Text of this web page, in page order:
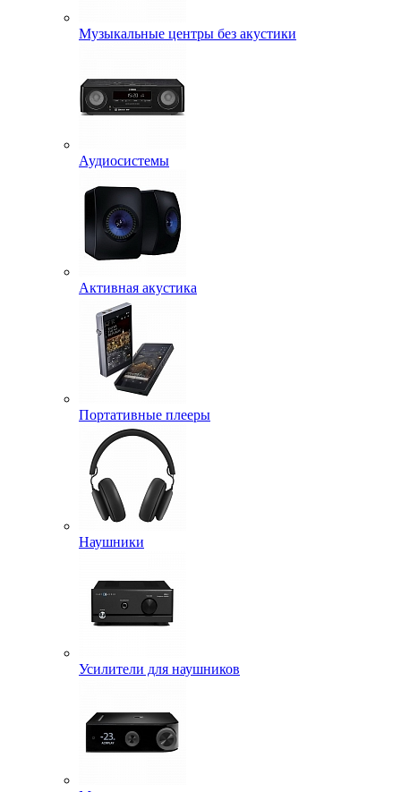
Музыкальные центры без акустики
Аудиосистемы
Активная акустика
Портативные плееры
Наушники
Усилители для наушников